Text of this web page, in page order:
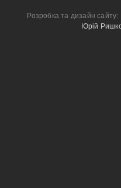
Розробка та дизайн сайту:
Юрій